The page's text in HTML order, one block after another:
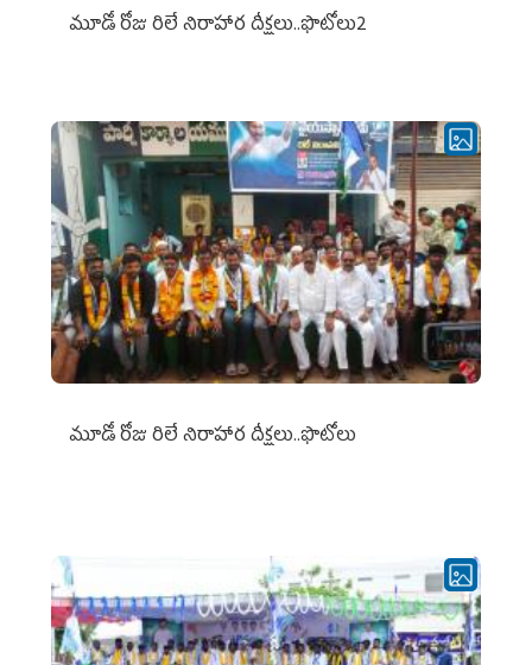
మూడో రోజు రిలే నిరాహార దీక్షలు..ఫొటోలు2
మూడో రోజు రిలే నిరాహార దీక్షలు..ఫొటోలు